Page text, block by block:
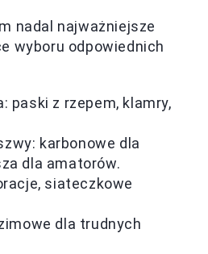
nadal najważniejsze
wyboru odpowiednich
paski z rzepem, klamry,
karbonowe dla
dla amatorów.
siateczkowe
dla trudnych